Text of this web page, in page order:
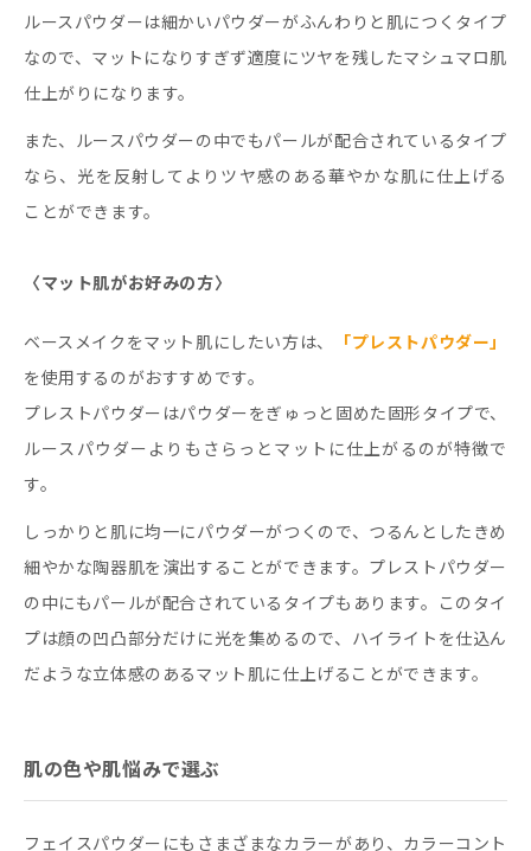
ルースパウダーは細かいパウダーがふんわりと肌につくタイプ
なので、マットになりすぎず適度にツヤを残したマシュマロ肌
仕上がりになります。
また、ルースパウダーの中でもパールが配合されているタイプ
なら、光を反射してよりツヤ感のある華やかな肌に仕上げる
ことができます。
〈マット肌がお好みの方〉
ベースメイクをマット肌にしたい方は、
「プレストパウダー」
を使用するのがおすすめです。
プレストパウダーはパウダーをぎゅっと固めた固形タイプで、
ルースパウダーよりもさらっとマットに仕上がるのが特徴で
す。
しっかりと肌に均一にパウダーがつくので、つるんとしたきめ
細やかな陶器肌を演出することができます。プレストパウダー
の中にもパールが配合されているタイプもあります。このタイ
プは顔の凹凸部分だけに光を集めるので、ハイライトを仕込ん
だような立体感のあるマット肌に仕上げることができます。
肌の色や肌悩みで選ぶ
フェイスパウダーにもさまざまなカラーがあり、カラーコント